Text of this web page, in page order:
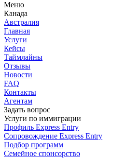
Меню
Канада
Австралия
Главная
Услуги
Кейсы
Таймлайны
Отзывы
Новости
FAQ
Контакты
Агентам
Задать вопрос
Услуги по иммиграции
Профиль Express Entry
Сопровождение Express Entry
Подбор программ
Семейное спонсорство